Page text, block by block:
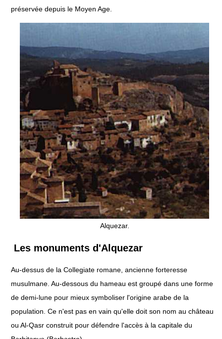
préservée depuis le Moyen Age.
Alquezar.
Les monuments d'Alquezar
Au-dessus de la Collegiate romane, ancienne forteresse
musulmane. Au-dessous du hameau est groupé dans une forme
de demi-lune pour mieux symboliser l'origine arabe de la
population. Ce n'est pas en vain qu'elle doit son nom au château
ou Al-Qasr construit pour défendre l'accès à la capitale du